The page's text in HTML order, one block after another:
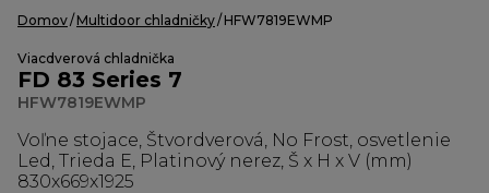
Domov Multidoor chladničky HFW7819EWMP
Viacdverová chladnička
FD 83 Series 7
HFW7819EWMP
Voľne stojace, Štvordverová, No Frost, osvetlenie
Led, Trieda E, Platinový nerez, Š x H x V (mm)
830x669x1925